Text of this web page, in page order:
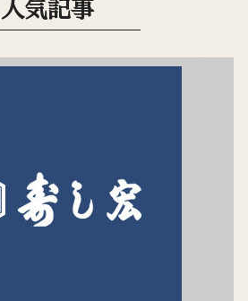
人気記事